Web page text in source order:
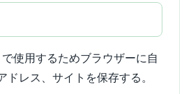
使用するためブラウザーに自
レス、サイトを保存する。